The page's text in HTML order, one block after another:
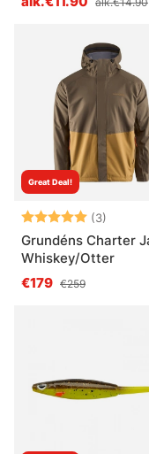
Great Deal!
Arvio: (3)
5.0
Grundéns Charter
Whiskey/Otter
€179 €259